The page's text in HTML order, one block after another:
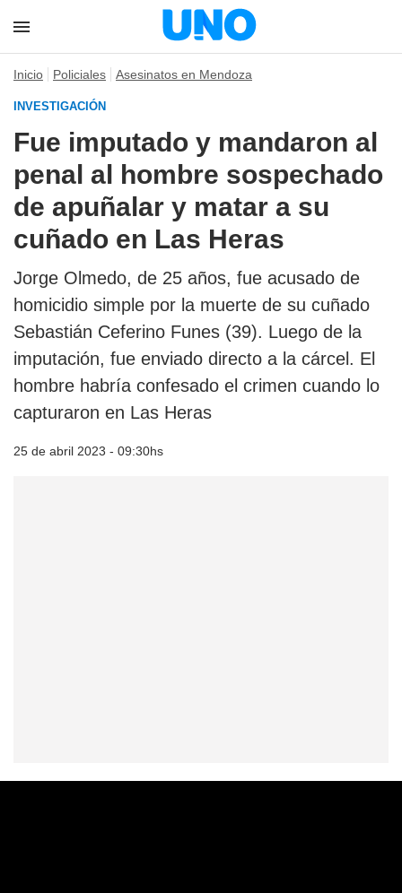
Inicio Policiales Asesinatos en Mendoza
INVESTIGACIÓN
Fue imputado y mandaron al
penal al hombre sospechado
de apuñalar y matar a su
cuñado en Las Heras
Jorge Olmedo, de 25 años, fue acusado de
homicidio simple por la muerte de su cuñado
Sebastián Ceferino Funes (39). Luego de la
imputación, fue enviado directo a la cárcel. El
hombre habría confesado el crimen cuando lo
capturaron en Las Heras
25 de abril 2023 - 09:30hs